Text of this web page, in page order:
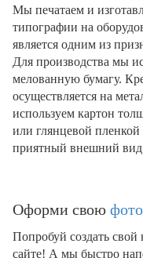
Мы печатаем и
типографии на
является одним из
Для производства мы
мелованную бумагу.
осуществляется на
используем картон
или глянцевой пленкой
приятный внешний вид
Оформи свою
Попробуй создать
сайте! А мы быстро